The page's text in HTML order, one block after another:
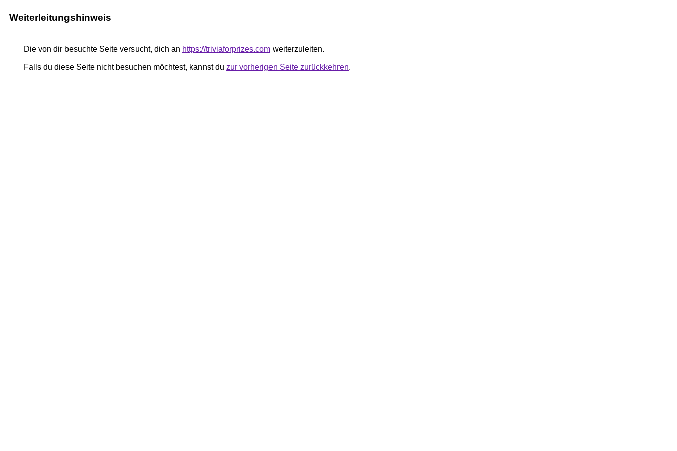
Weiterleitungshinweis
Die von dir besuchte Seite versucht, dich an https://triviaforprizes.com weiterzuleiten.
Falls du diese Seite nicht besuchen möchtest, kannst du zur vorherigen Seite zurückkehren.